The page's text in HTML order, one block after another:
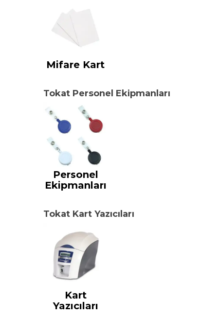
Mifare Kart
Tokat Personel Ekipmanları
Personel
Ekipmanları
Tokat Kart Yazıcıları
Kart
Yazıcıları